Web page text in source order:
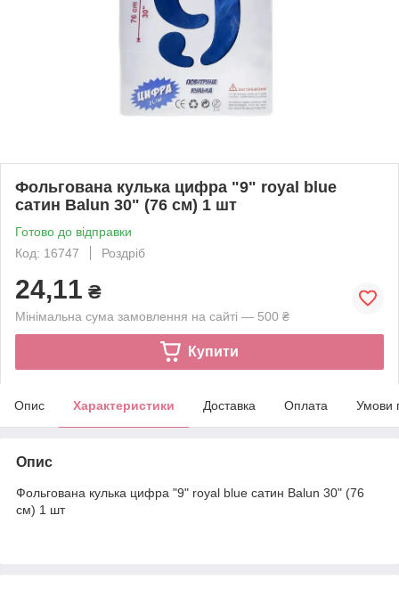
Фольгована кулька цифра "9" royal blue
сатин Balun 30" (76 см) 1 шт
Готово до відправки
Код: 16747
Роздріб
24,11 ₴
Мінімальна сума замовлення на сайті — 500 ₴
Купити
Опис Характеристики Доставка Оплата Умови
Опис
Фольгована кулька цифра "9" royal blue сатин Balun 30" (76
см) 1 шт